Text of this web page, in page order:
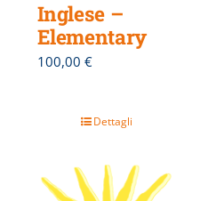
Inglese –
Elementary
100,00 €
Dettagli